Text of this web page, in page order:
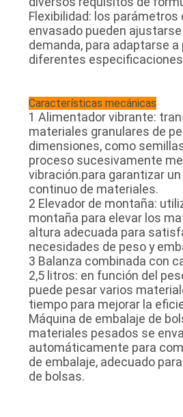
Flexibilidad: los parámetros
envasado pueden
demanda, para adaptarse
diferentes
Características mecánicas
1 Alimentador vibrante:
materiales granulares de
dimensiones, como
proceso sucesivamente
vibración.para garantizar
continuo de materiales.
2 Elevador de montaña:
montaña para elevar los
altura adecuada para
necesidades de peso y
3 Balanza combinada con
2,5 litros: en función del
puede pesar varios
tiempo para mejorar la
Máquina de embalaje de
materiales pesados se
automáticamente para
de embalaje, adecuado
de bolsas.